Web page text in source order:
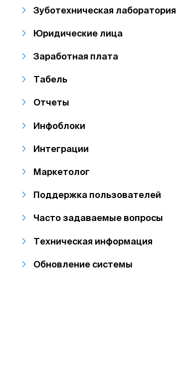
Зуботехническая лаборатория
Юридические лица
Заработная плата
Табель
Отчеты
Инфоблоки
Интеграции
Маркетолог
Поддержка пользователей
Часто задаваемые вопросы
Техническая информация
Обновление системы